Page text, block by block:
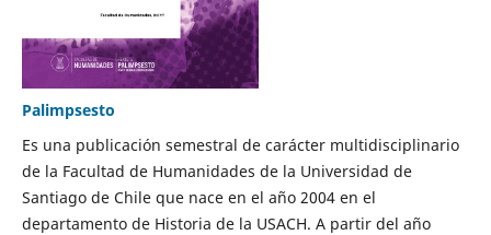
Palimpsesto
Es una publicación semestral de carácter multidisciplinario
de la Facultad de Humanidades de la Universidad de
Santiago de Chile que nace en el año 2004 en el
departamento de Historia de la USACH. A partir del año